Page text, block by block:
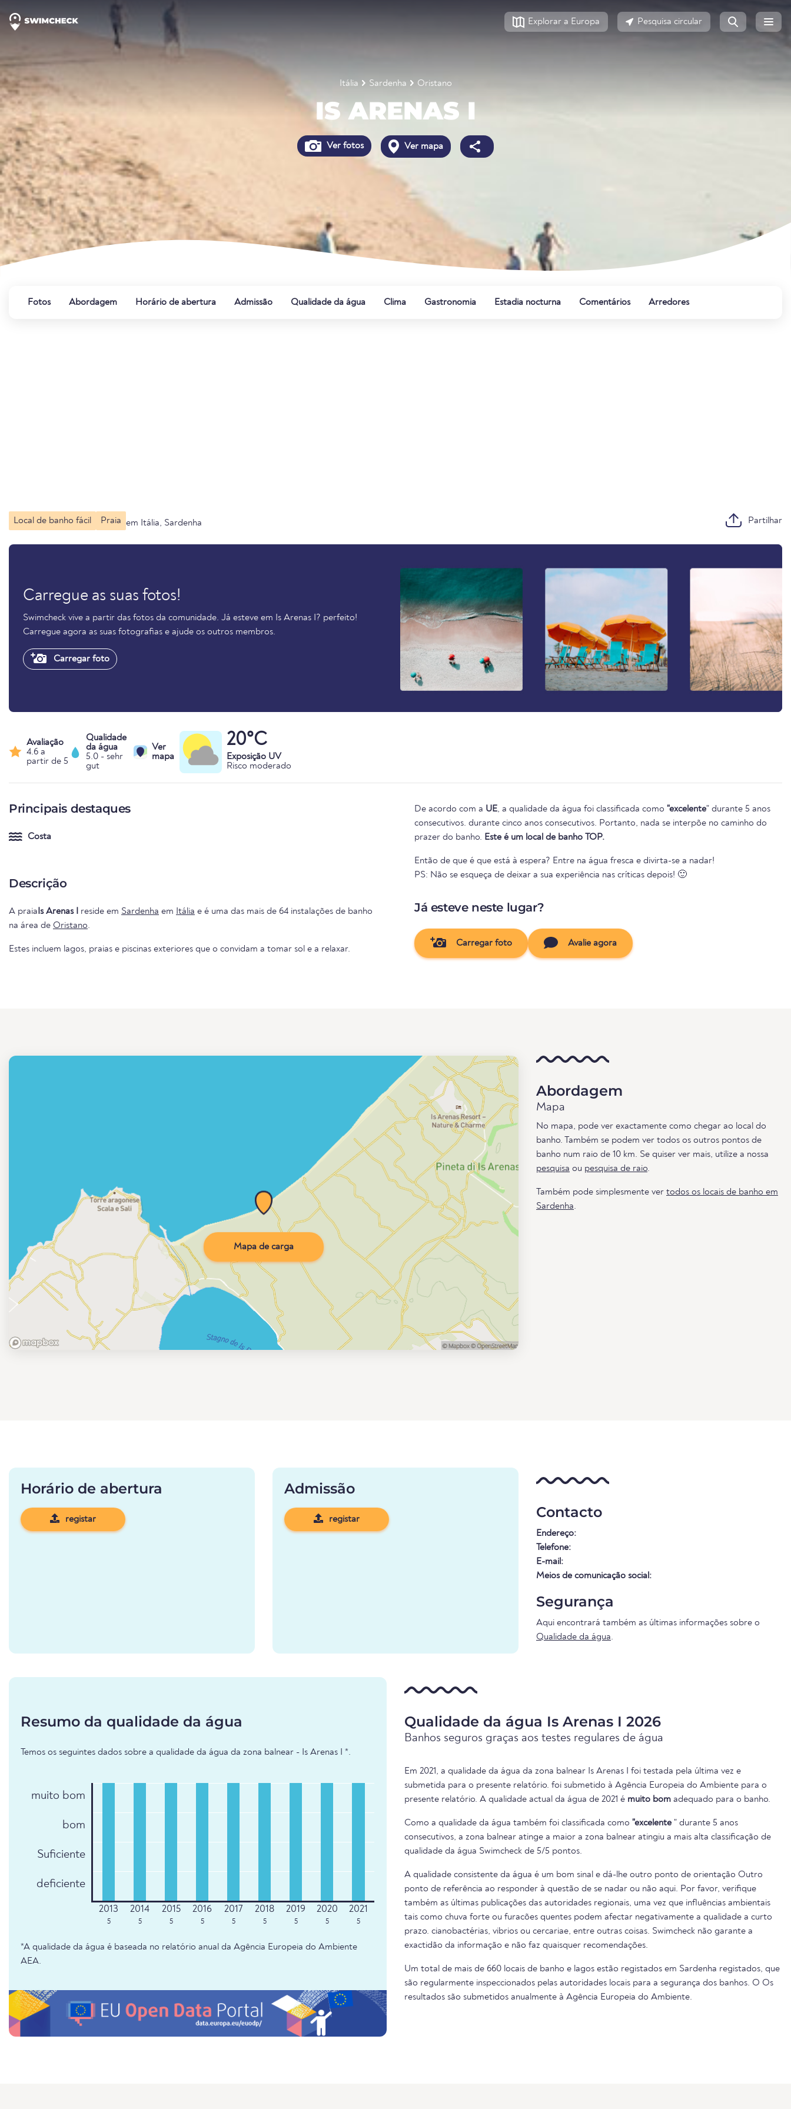
Explorar a Europa Pesquisa circular
Itália Sardenha Oristano
IS ARENAS I
Ver fotos Ver mapa
Fotos Abordagem Horário de abertura Admissão Qualidade da água Clima Gastronomia Estadia nocturna Comentários Arredores
Local de banho fácil Praia em Itália, Sardenha Partilhar
Carregue as suas fotos!
Swimcheck vive a partir das fotos da comunidade. Já esteve em Is Arenas I? perfeito!
Carregue agora as suas fotografias e ajude os outros membros.
Carregar foto
Avaliação
4.6 a
partir de 5
Qualidade
da água
5.0 - sehr
gut
Ver
mapa
20°C
Exposição UV
Risco moderado
Principais destaques
Costa
Descrição
A praia Is Arenas I reside em Sardenha em Itália e é uma das mais de 64 instalações de banho
na área de Oristano.
Estes incluem lagos, praias e piscinas exteriores que o convidam a tomar sol e a relaxar.
De acordo com a UE, a qualidade da água foi classificada como "excelente" durante 5 anos
consecutivos. durante cinco anos consecutivos. Portanto, nada se interpõe no caminho do
prazer do banho. Este é um local de banho TOP.
Então de que é que está à espera? Entre na água fresca e divirta-se a nadar!
PS: Não se esqueça de deixar a sua experiência nas críticas depois! 🙂
Já esteve neste lugar?
Carregar foto Avalie agora
Mapa de carga
Abordagem
Mapa
No mapa, pode ver exactamente como chegar ao local do
banho. Também se podem ver todos os outros pontos de
banho num raio de 10 km. Se quiser ver mais, utilize a nossa
pesquisa ou pesquisa de raio.
Também pode simplesmente ver todos os locais de banho em
Sardenha.
Horário de abertura
registar
Admissão
registar Contacto
Endereço:
Telefone:
E-mail:
Meios de comunicação social:
Segurança
Aqui encontrará também as últimas informações sobre o
Qualidade da água.
Resumo da qualidade da água
Temos os seguintes dados sobre a qualidade da água da zona balnear - Is Arenas I *.
muito bom
bom
Suficiente
deficiente
5 5 5 5 5 5 5 5 5
*A qualidade da água é baseada no relatório anual da Agência Europeia do Ambiente
AEA.
Qualidade da água Is Arenas I 2026
Banhos seguros graças aos testes regulares de água
Em 2021, a qualidade da água da zona balnear Is Arenas I foi testada pela última vez e
submetida para o presente relatório. foi submetido à Agência Europeia do Ambiente para o
presente relatório. A qualidade actual da água de 2021 é muito bom adequado para o banho.
Como a qualidade da água também foi classificada como "excelente " durante 5 anos
consecutivos, a zona balnear atinge a maior a zona balnear atingiu a mais alta classificação de
qualidade da água Swimcheck de 5/5 pontos.
A qualidade consistente da água é um bom sinal e dá-lhe outro ponto de orientação Outro
ponto de referência ao responder à questão de se nadar ou não aqui. Por favor, verifique
também as últimas publicações das autoridades regionais, uma vez que influências ambientais
tais como chuva forte ou furacões quentes podem afectar negativamente a qualidade a curto
prazo. cianobactérias, vibrios ou cercariae, entre outras coisas. Swimcheck não garante a
exactidão da informação e não faz quaisquer recomendações.
Um total de mais de 660 locais de banho e lagos estão registados em Sardenha registados, que
são regularmente inspeccionados pelas autoridades locais para a segurança dos banhos. O Os
resultados são submetidos anualmente à Agência Europeia do Ambiente.